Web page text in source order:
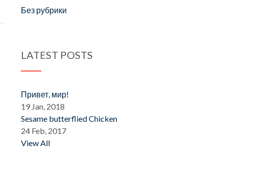
Без рубрики
LATEST POSTS
Привет, мир!
19 Jan, 2018
Sesame butterflied Chicken
24 Feb, 2017
View All